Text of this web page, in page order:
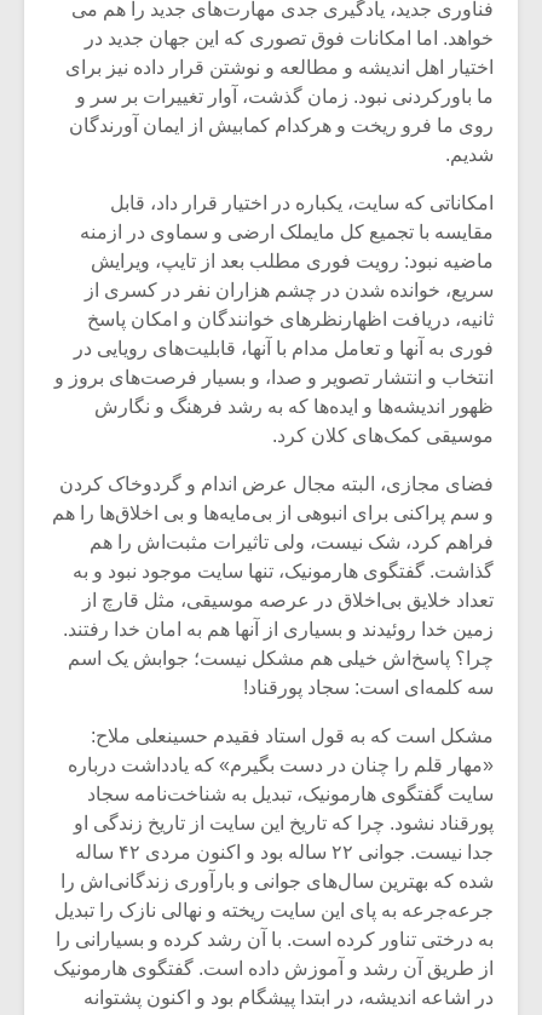
فناوری جدید، یادگیری جدی مهارت‌های جدید را هم می
خواهد. اما امکانات فوق تصوری که این جهان جدید در
اختیار اهل اندیشه و مطالعه و نوشتن قرار داده نیز برای
ما باورکردنی نبود. زمان گذشت، آوار تغییرات بر سر و
روی ما فرو ریخت و هرکدام کمابیش از ایمان آورندگان
شدیم.
امکاناتی که سایت، یکباره در اختیار قرار داد، قابل
مقایسه با تجمیع کل مایملک ارضی و سماوی در ازمنه
ماضیه نبود: رویت فوری مطلب بعد از تایپ، ویرایش
سریع، خوانده شدن در چشم هزاران نفر در کسری از
ثانیه، دریافت اظهارنظرهای خوانندگان و امکان پاسخ
فوری به آنها و تعامل مدام با آنها، قابلیت‌های رویایی در
انتخاب و انتشار تصویر و صدا، و بسیار فرصت‌های بروز و
ظهور اندیشه‌ها و ایده‌ها که به رشد فرهنگ و نگارش
موسیقی کمک‌های کلان کرد.
فضای مجازی، البته مجال عرض اندام و گردوخاک کردن
و سم پراکنی برای انبوهی از بی‌مایه‌ها و بی اخلاق‌ها را هم
فراهم کرد، شک نیست، ولی تاثیرات مثبت‌اش را هم
گذاشت. گفتگوی هارمونیک، تنها سایت موجود نبود و به
تعداد خلایق بی‌اخلاق در عرصه موسیقی، مثل قارچ از
زمین خدا روئیدند و بسیاری از آنها هم به امان خدا رفتند.
چرا؟ پاسخ‌اش خیلی هم مشکل نیست؛ جوابش یک اسم
سه کلمه‌ای است‌: سجاد پورقناد!
مشکل است که به قول استاد فقیدم حسینعلی ملاح:
«مهار قلم را چنان در دست بگیرم» که یادداشت درباره
سایت گفتگوی هارمونیک، تبدیل به شناخت‌نامه سجاد
پورقناد نشود. چرا که تاریخ این سایت از تاریخ زندگی او
جدا نیست. جوانی ۲۲ ساله بود و اکنون مردی ۴۲ ساله
شده که بهترین سال‌های جوانی و بارآوری زندگانی‌اش را
جرعه‌جرعه به پای این سایت ریخته و نهالی نازک را تبدیل
به درختی تناور کرده است. با آن رشد کرده و بسیارانی را
از طریق آن رشد و آموزش داده است. گفتگوی هارمونیک
در اشاعه اندیشه، در ابتدا پیشگام بود و اکنون پشتوانه
اگر نمی توانی
مشهورترین باشی،
بدنام ترین باش
موسیقی